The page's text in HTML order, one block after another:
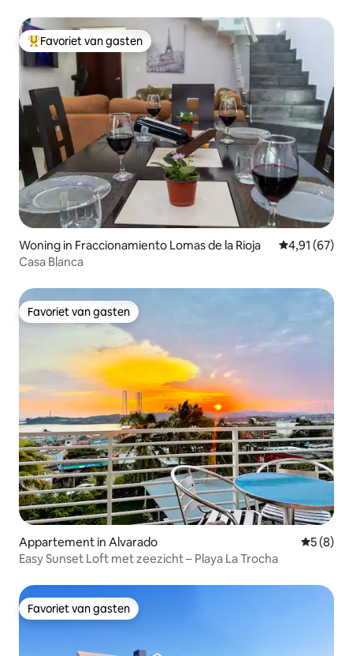
Topfavoriet van gasten
Favoriet van gasten
Woning in Fraccionamiento Lomas de la Rioja Gemiddelde
4,91 (67)
Casa Blanca
Favoriet van gasten
Favoriet van gasten
Appartement in Alvarado
5 (8)
Easy Sunset Loft met zeezicht – Playa La Trocha
Favoriet van gasten
Favoriet van gasten